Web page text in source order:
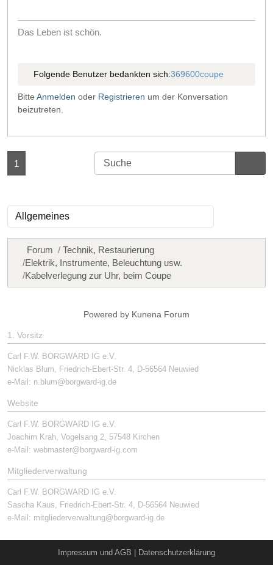
Das Leben ist schön.
Folgende Benutzer bedankten sich:369600coupe
Bitte Anmelden oder Registrieren um der Konversation
beizutreten.
1
Forum
Technik, Restaurierung
Elektrik, Instrumente, Beleuchtung usw.
Kabelverlegung zur Uhr, beim Coupe
Powered by Kunena Forum
1. Vorsitz
Carl F.W. BORGWARD IG e.V.
Nicklas Blum, Friedrich-Ebert-Str. 4, D-56564 Neuwied
e-Mail: n.blum@borgward-ig.de
Website
Carl F.W. BORGWARD IG e.V.
Joachim Krah, Vogelsang 2, 57548 Kirchen
e-Mail: webmaster@borgward-ig.com
Mitgliederverwaltung
Carl F.W. BORGWARD IG e.V.
Sascha Kaus, Friedrich-Ebert-Str. 4, D-56564 Neuwied
e-Mail: mitgliederverwaltung@borgward-ig.de
Impressum und AGB | Datenschutzerklärung